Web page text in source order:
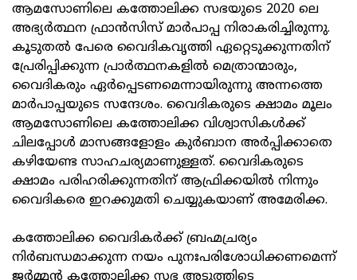
ആമസോണിലെ കത്തോലിക്ക സഭയുടെ 2020 ലെ
അഭ്യര്‍ത്ഥന ഫ്രാന്‍സിസ്‌ മാര്‍പാപ്പ നിരാകരിച്ചിരുന്നു.
കൂടുതല്‍ പേരെ വൈദികവൃത്തി ഏറ്റെടുക്കുന്നതിന്‌
പ്രേരിപ്പിക്കുന്ന പ്രാര്‍ത്ഥനകളില്‍ മെത്രാന്മാരും,
വൈദികരും ഏര്‍പ്പെടണമെന്നായിരുന്നു അന്നത്തെ
മാര്‍പാപ്പയുടെ സന്ദേശം. വൈദികരുടെ ക്ഷാമം മൂലം
ആമസോണിലെ കത്തോലിക്ക വിശ്വാസികള്‍ക്ക്‌
ചിലപ്പോള്‍ മാസങ്ങളോളം കുര്‍ബാന അര്‍പ്പിക്കാതെ
കഴിയേണ്ട സാഹചര്യമാണുള്ളത്‌. വൈദികരുടെ
ക്ഷാമം പരിഹരിക്കുന്നതിന്‌ ആഫ്രിക്കയില്‍ നിന്നും
വൈദികരെ ഇറക്കുമതി ചെയ്യുകയാണ്‌ അമേരിക്ക.
കത്തോലിക്ക വൈദികര്‍ക്ക്‌ ബ്രഹ്മച്രര്യം
നിര്‍ബന്ധമാക്കുന്ന നയം പുനഃപരിശോധിക്കണമെന്ന്‌